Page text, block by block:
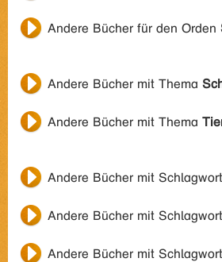
Andere Bücher für den Orden
Andere Bücher mit Thema
Andere Bücher mit Thema
Andere Bücher mit Schlagwort
Andere Bücher mit Schlagwort
Andere Bücher mit Schlagwort